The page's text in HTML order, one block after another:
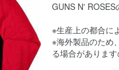
GUNS N'
※生産上の都合に
※海外製品のため
る場合がありま